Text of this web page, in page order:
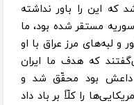
این را باور نداشته
مستقر شده بود، ما
و لبه‌های مرز عراق با او
که هدف ما ایران
بود محقّق شد و
را کلّاً بر باد داد